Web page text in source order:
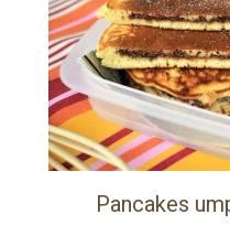
Pancakes